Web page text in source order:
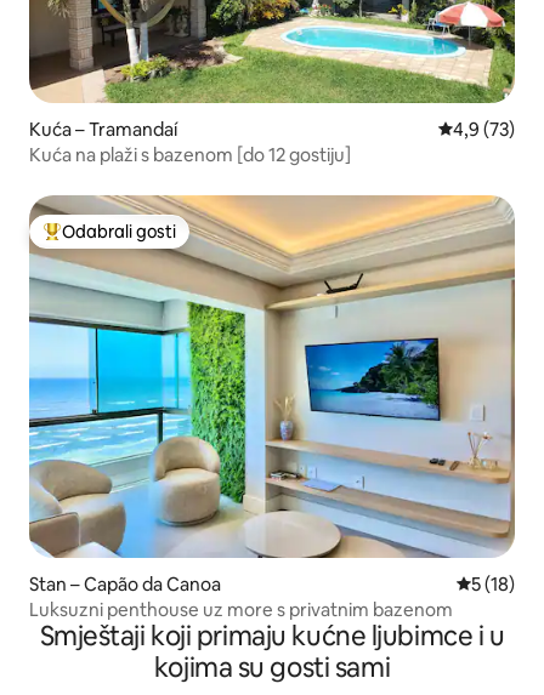
Kuća – Tramandaí Prosječna
4,9 (73)
Kuća na plaži s bazenom [do 12 gostiju]
Među najviše rangiranima s oznakom „Odabrali gosti”
Odabrali gosti
Stan – Capão da Canoa Prosječna
5 (18)
Luksuzni penthouse uz more s privatnim bazenom
Smještaji koji primaju kućne ljubimce i u
kojima su gosti sami